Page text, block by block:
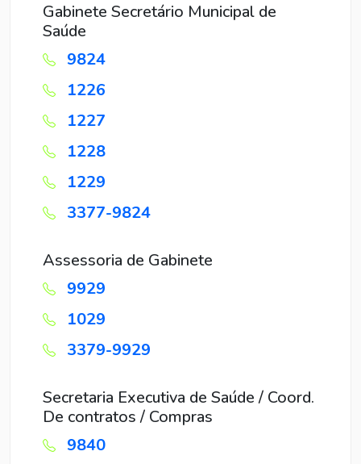
Gabinete Secretário Municipal de
Saúde
9824
1226
1227
1228
1229
3377-9824
Assessoria de Gabinete
9929
1029
3379-9929
Secretaria Executiva de Saúde / Coord.
De contratos / Compras
9840